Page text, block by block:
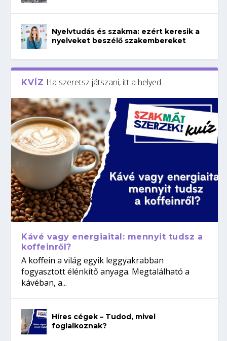
Nyelvtudás és szakma: ezért keresik a
nyelveket beszélő szakembereket
KVÍZ Ha szeretsz játszani, itt a helyed
Kávé vagy energiaital: mennyit tudsz a
koffeinről?
A koffein a világ egyik leggyakrabban
fogyasztott élénkítő anyaga. Megtalálható a
kávéban, a...
Híres cégek – Tudod, mivel
foglalkoznak?